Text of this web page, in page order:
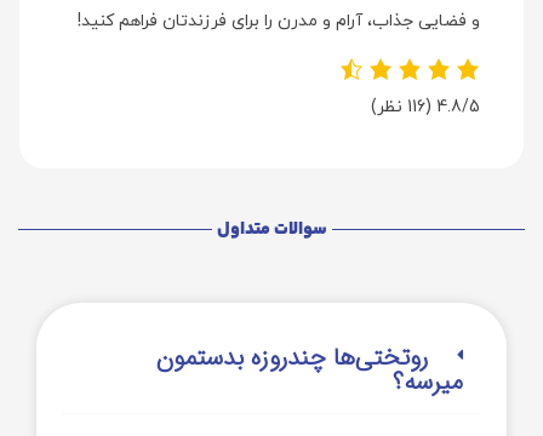
و فضایی جذاب، آرام و مدرن را برای فرزندتان فراهم کنید!
4.8/5 (116 نظر)
سوالات متداول
روتختی‌‌ها چندروزه بدستمون
میرسه؟